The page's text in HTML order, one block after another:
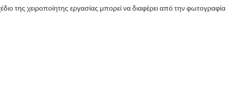
της χειροποίητης εργασίας μπορεί να διαφέρει από την φωτογραφία